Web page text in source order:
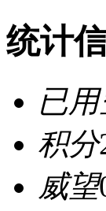
统计
已
积分
威望